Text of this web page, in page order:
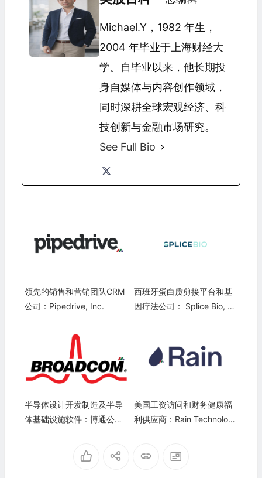
Michael.Y，1982 年生，
2004 年毕业于上海财经大
学。自毕业以来，他长期投
身自媒体与内容创作领域，
同时深耕全球宏观经济、科
技创新与金融市场研究。
See Full Bio
领先的销售和营销团队CRM
公司：Pipedrive, Inc.
西班牙蛋白质剪接平台和基
因疗法公司： Splice Bio, S.
半导体设计开发制造及半导
体基础设施软件：博通公司
美国工资访问和财务健康福
利供应商：Rain Technologi